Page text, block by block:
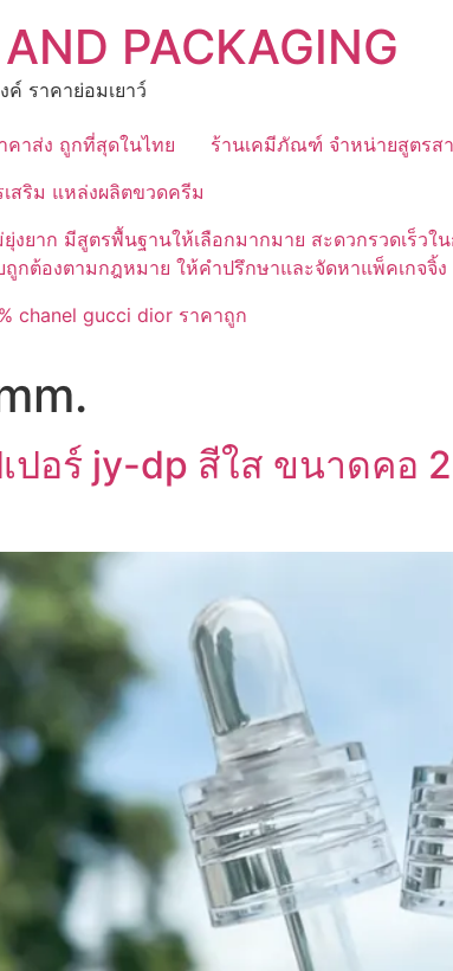
PACKAGING
ราคาย่อมเยาว์
าส่ง ถูกที่สุดในไทย
ร้านเคมีภัณฑ์ จำหน่ายสูตรส
สริม แหล่งผลิตขวดครีม
ยุ่งยาก มีสูตรพื้นฐานให้เลือกมากมาย สะดวกรวดเร็
ถูกต้องตามกฎหมาย ให้คำปรึกษาและจัดหาแพ็คเกจจิ้ง
chanel gucci dior ราคาถูก
ปอร์ jy-dp สีใส ขนาดคอ